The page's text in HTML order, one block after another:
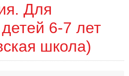
Для
6-7 лет
школа)